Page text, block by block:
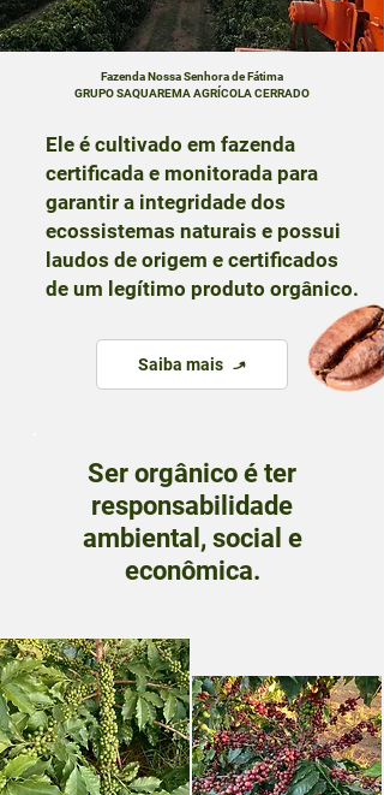
Fazenda Nossa Senhora de Fátima
GRUPO SAQUAREMA AGRÍCOLA CERRADO
Ele é cultivado em fazenda
certificada e monitorada para
garantir a integridade dos
ecossistemas naturais e possui
laudos de origem e certificados
de um legítimo produto orgânico.
Saiba mais
Ser orgânico é ter
responsabilidade
ambiental, social e
econômica.